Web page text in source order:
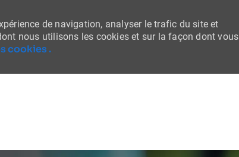
de navigation, analyser le trafic du site et
nous utilisons les cookies et sur la façon dont vous
cookies .